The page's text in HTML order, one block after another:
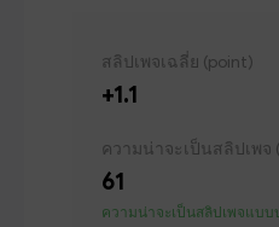
สลิปเพจเฉลี่ย (point)
+1.1
ความน่าจะเป็นสลิปเพจ
61
ความน่าจะเป็นสลิปเพจแบบ